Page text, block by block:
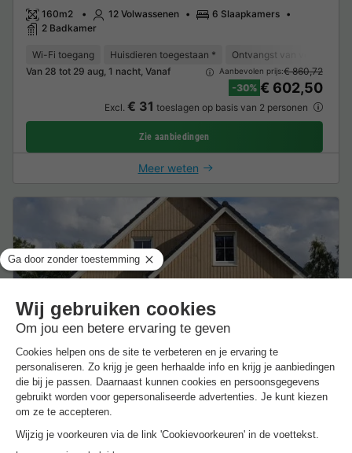
160m2 12 Volwassenen
6 Slaapkamers
2 Badkamer
Wi-Fi toegang Huisdieren toegestaan *
Ontvangst van
Van 28 tot 29 aug, 1 nacht, Vanaf
Aanbevolen prijs:€ 860,72
-30% € 602,50
Excl. € 31 toeslagen op basis van 2 personen
Zie aanbiedingen
Meer weten
VAKANTIEHUIS 14 personen - Daelenbroeck 14
14 Volwassenen 6 Slaapkamers 3 Badkamer
Wi-Fi toegang Huisdieren toegestaan * Koffiezetapparaat
Van 25 tot 26 aug, 1 nacht, Vanaf
-30%
€ 675,22